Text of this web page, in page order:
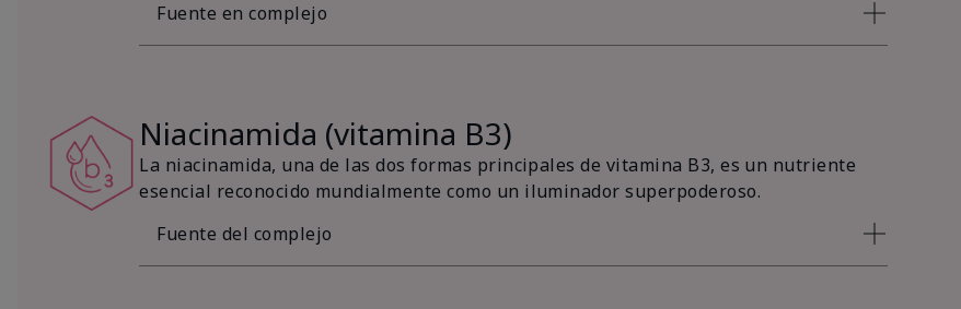
Fuente en complejo
Niacinamida (vitamina B3)
La niacinamida, una de las dos formas principales de vitamina B3, es un nutriente
esencial reconocido mundialmente como un iluminador superpoderoso.
Fuente del complejo